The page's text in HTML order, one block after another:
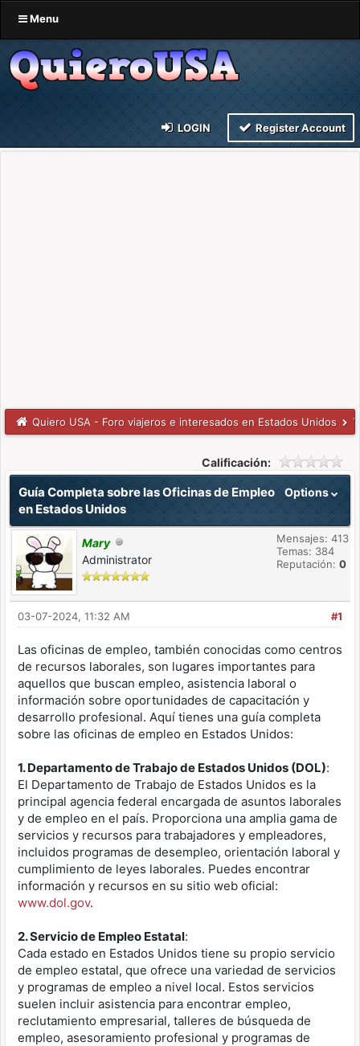
Menu
LOGIN Register Account
Quiero USA - Foro viajeros e interesados en Estados Unidos
Calificación:
Options
Guía Completa sobre las Oficinas de Empleo
en Estados Unidos
Mary
Administrator
Mensajes: 413
Temas: 384
Reputación: 0
#1
03-07-2024, 11:32 AM
Las oficinas de empleo, también conocidas como centros
de recursos laborales, son lugares importantes para
aquellos que buscan empleo, asistencia laboral o
información sobre oportunidades de capacitación y
desarrollo profesional. Aquí tienes una guía completa
sobre las oficinas de empleo en Estados Unidos:
1. Departamento de Trabajo de Estados Unidos (DOL):
El Departamento de Trabajo de Estados Unidos es la
principal agencia federal encargada de asuntos laborales
y de empleo en el país. Proporciona una amplia gama de
servicios y recursos para trabajadores y empleadores,
incluidos programas de desempleo, orientación laboral y
cumplimiento de leyes laborales. Puedes encontrar
información y recursos en su sitio web oficial:
www.dol.gov.
2. Servicio de Empleo Estatal:
Cada estado en Estados Unidos tiene su propio servicio
de empleo estatal, que ofrece una variedad de servicios
y programas de empleo a nivel local. Estos servicios
suelen incluir asistencia para encontrar empleo,
reclutamiento empresarial, talleres de búsqueda de
empleo, asesoramiento profesional y programas de